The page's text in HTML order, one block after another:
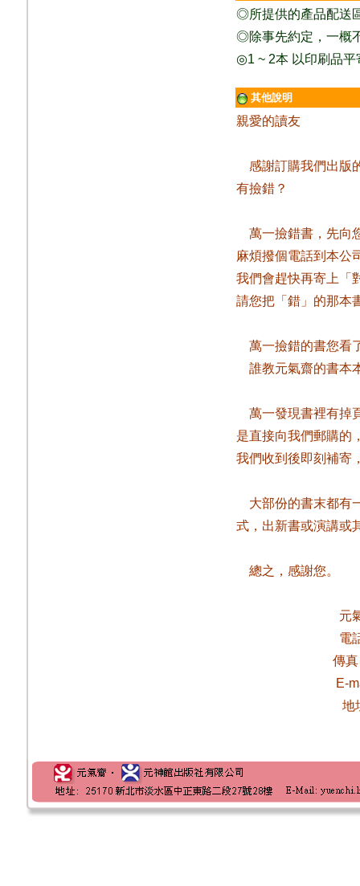
◎所提供的產品配送
◎除事先約定，一概
◎1 ~ 2本 以印刷品
其他說明
親愛的讀友
感謝訂購我們出版
有撿錯？
萬一撿錯書，先向
麻煩撥個電話到本公
我們會趕快再寄上「
請您把「錯」的那本
萬一撿錯的書您看
誰教元氣齋的書本
萬一發現書裡有掉
是直接向我們郵購的
我們收到後即刻補寄
大部份的書末都有
式，出新書或演講或
總之，感謝您。
元
電
傳
E-
地址 25170